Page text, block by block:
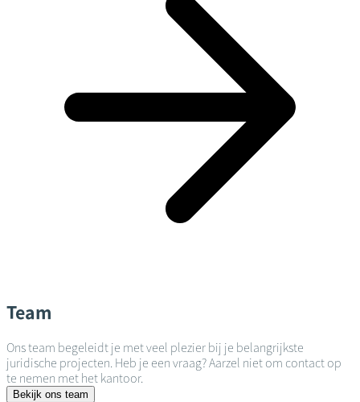
Team
Ons team begeleidt je met veel plezier bij je belangrijkste
juridische projecten. Heb je een vraag? Aarzel niet om contact op
te nemen met het kantoor.
Bekijk ons team